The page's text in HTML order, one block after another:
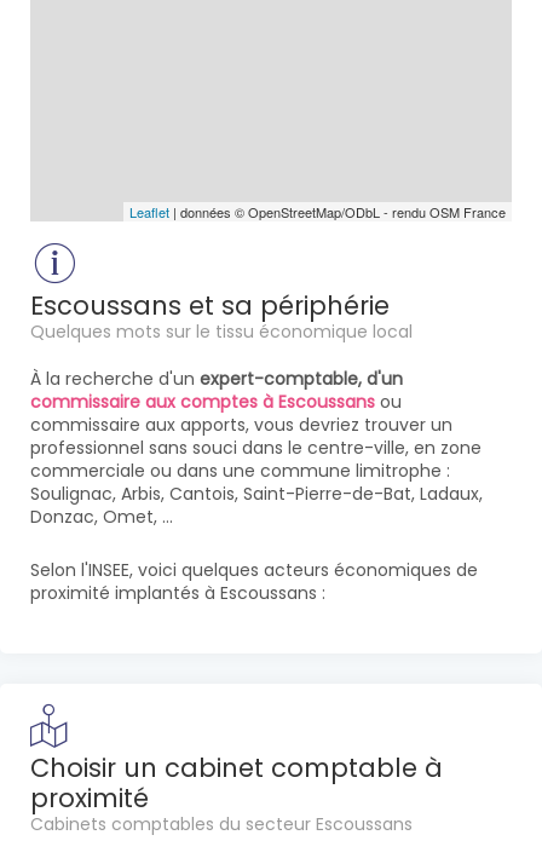
Leaflet | données © OpenStreetMap/ODbL - rendu OSM France
Escoussans et sa périphérie
Quelques mots sur le tissu économique local
À la recherche d'un expert-comptable, d'un
commissaire aux comptes à Escoussans ou
commissaire aux apports, vous devriez trouver un
professionnel sans souci dans le centre-ville, en zone
commerciale ou dans une commune limitrophe :
Soulignac, Arbis, Cantois, Saint-Pierre-de-Bat, Ladaux,
Donzac, Omet, ...
Selon l'INSEE, voici quelques acteurs économiques de
proximité implantés à Escoussans :
Choisir un cabinet comptable à
proximité
Cabinets comptables du secteur Escoussans